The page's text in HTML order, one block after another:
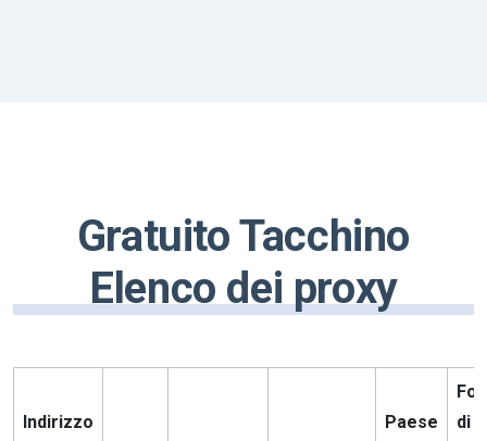
Gratuito Tacchino
Elenco dei proxy
Indirizzo
Paese
di